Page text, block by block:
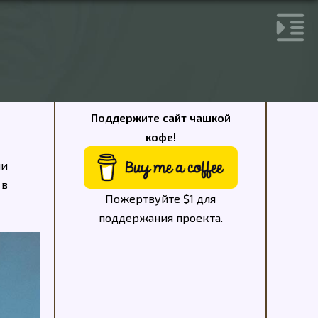
Поддержите сайт чашкой
кофе!
Пожертвуйте $1 для
поддержания проекта.